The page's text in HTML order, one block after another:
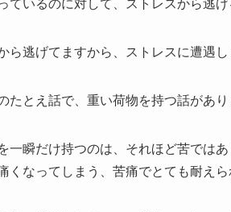
ているのに対して、ストレスから逃
ら逃げてますから、ストレスに遭遇し
たとえ話で、重い荷物を持つ話があり
一瞬だけ持つのは、それほど苦では
くなってしまう、苦痛でとても耐えら